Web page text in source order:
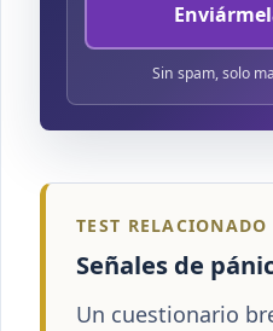
Sin spam, solo
TEST RELACIONADO
Señales de
Un cuestionario